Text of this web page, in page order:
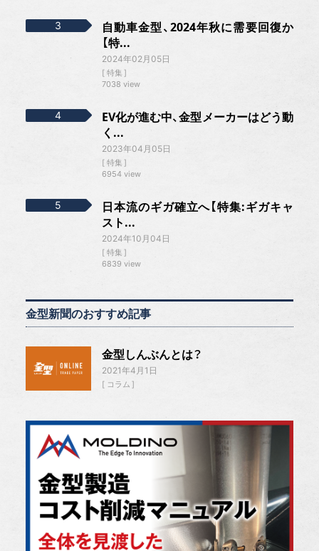
自動車金型、2024年秋に需要回復か
【特...
2024年02月05日
特集
7038 view
EV化が進む中、金型メーカーはどう動
く...
2023年04月05日
特集
6954 view
日本流のギガ確立へ【特集:ギガキャ
スト...
2024年10月04日
特集
6839 view
金型新聞のおすすめ記事
金型しんぶんとは？
2021年4月1日
コラム